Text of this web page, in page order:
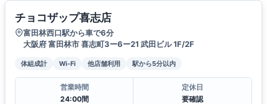
チョコザップ喜志店
富田林西口駅から車で6分
大阪府 富田林市 喜志町3ー6ー21 武田ビル 1F/2F
体組成計 Wi-Fi 他店舗利用 駅から5分以内
営業時間
24:00間
定休日
要確認